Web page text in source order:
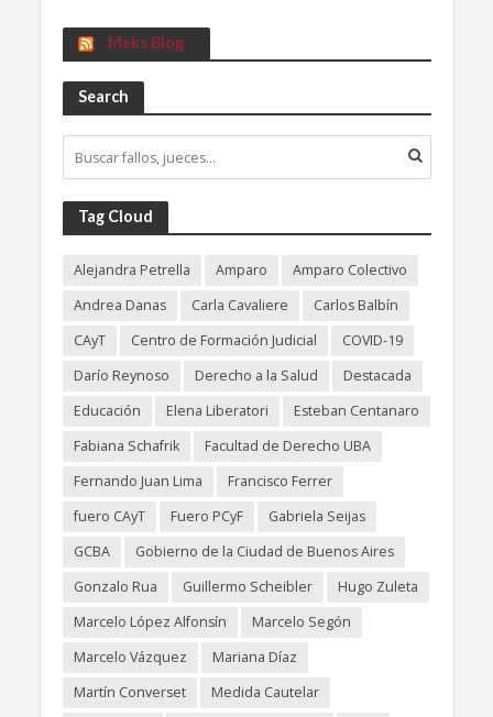
Meks Blog
Search
Tag Cloud
Alejandra Petrella Amparo
Amparo Colectivo
Andrea Danas
Carla Cavaliere
Carlos Balbín
CAyT
Centro de Formación Judicial
COVID-19
Darío Reynoso
Derecho a la Salud
Destacada
Educación
Elena Liberatori
Esteban Centanaro
Fabiana Schafrik
Facultad de Derecho UBA
Fernando Juan Lima
Francisco Ferrer
fuero CAyT
Fuero PCyF
Gabriela Seijas
GCBA
Gobierno de la Ciudad de Buenos Aires
Gonzalo Rua
Guillermo Scheibler
Hugo Zuleta
Marcelo López Alfonsín
Marcelo Segón
Marcelo Vázquez
Mariana Díaz
Martín Converset
Medida Cautelar